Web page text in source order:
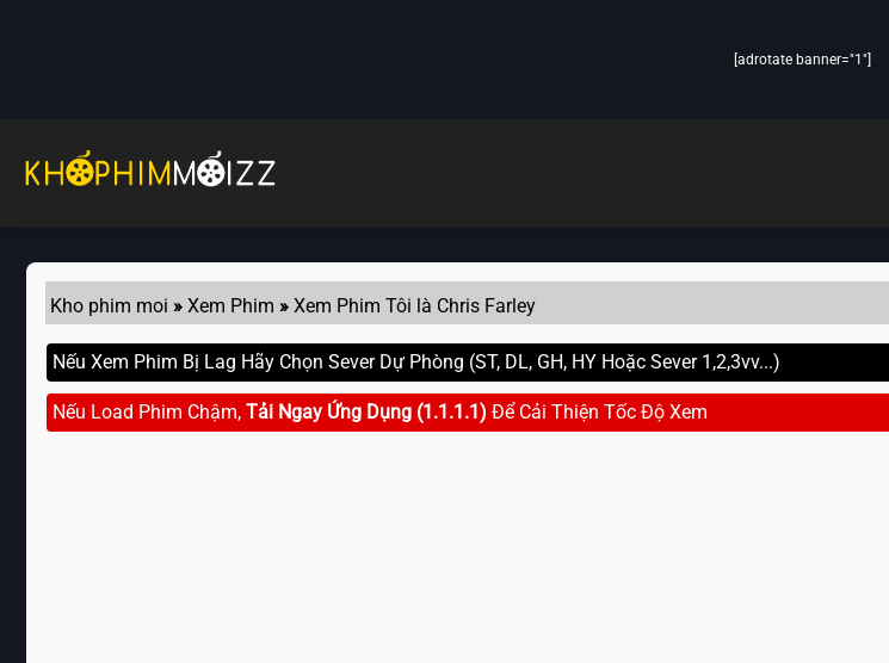
[adrotate banner="1"]
Kho phim moi » Xem Phim » Xem Phim Tôi là Chris Farley
Nếu Xem Phim Bị Lag Hãy Chọn Sever Dự Phòng (ST, DL, GH, HY Hoặc Sever 1,2,3vv...)
Nếu Load Phim Chậm, Tải Ngay Ứng Dụng (1.1.1.1) Để Cải Thiện Tốc Độ Xem